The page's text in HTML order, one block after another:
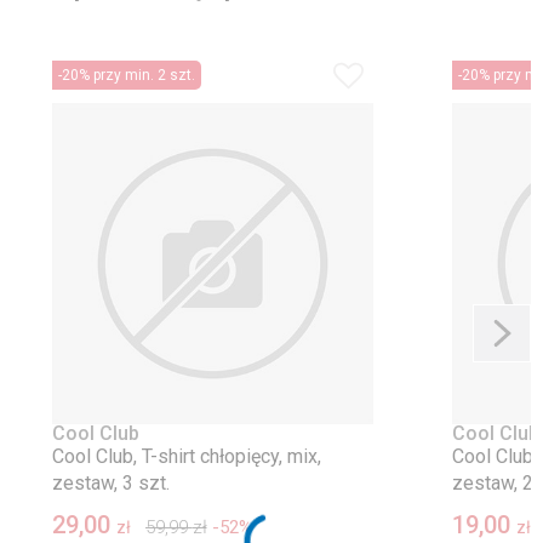
-20% przy min. 2 szt.
Cool Club
Cool Club, T-shirt chłopięcy, mix,
zestaw, 3 szt.
29,00 zł 59,99 zł -52%
-20% przy
Cool Club
Cool Club,
zestaw, 2
19,00 zł